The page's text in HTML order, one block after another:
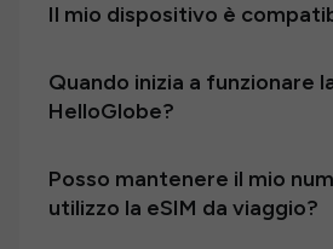
Il mio dispositivo è
Quando inizia a funzionare
HelloGlobe?
Posso mantenere il mio
utilizzo la eSIM da viaggio?